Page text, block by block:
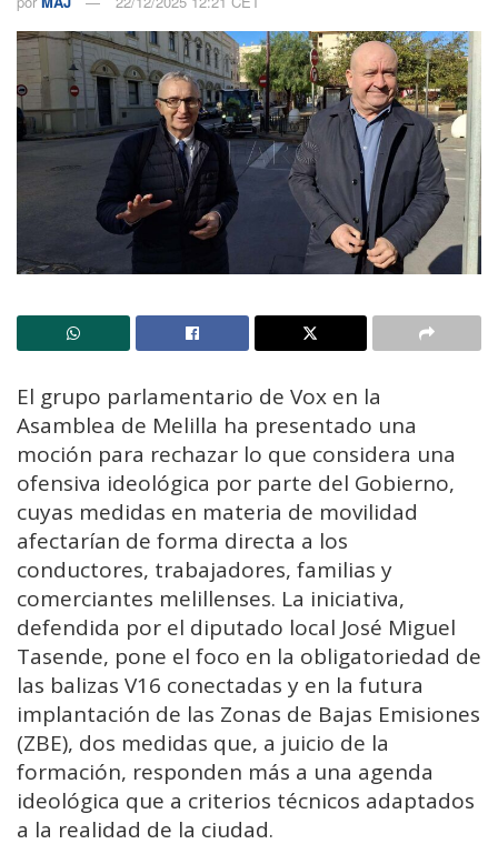
El grupo parlamentario de Vox en la
Asamblea de Melilla ha presentado una
moción para rechazar lo que considera una
ofensiva ideológica por parte del Gobierno,
cuyas medidas en materia de movilidad
afectarían de forma directa a los
conductores, trabajadores, familias y
comerciantes melillenses. La iniciativa,
defendida por el diputado local José Miguel
Tasende, pone el foco en la obligatoriedad de
las balizas V16 conectadas y en la futura
implantación de las Zonas de Bajas Emisiones
(ZBE), dos medidas que, a juicio de la
formación, responden más a una agenda
ideológica que a criterios técnicos adaptados
a la realidad de la ciudad.